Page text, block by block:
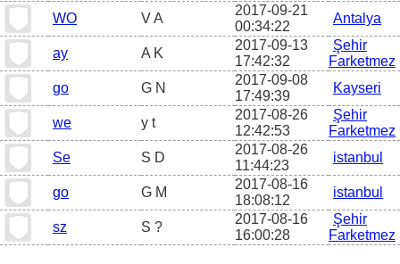
WO V A
2017-09-21
00:34:22
Antalya
ay A K
2017-09-13
17:42:32
Şehir
Farketmez
go
G N
2017-09-08
17:49:39
Kayseri
we y t
2017-08-26
12:42:53
Şehir
Farketmez
Se
S D
2017-08-26
11:44:23
istanbul
go G M
2017-08-16
18:08:12
istanbul
sz S ?
2017-08-16
16:00:28
Şehir
Farketmez